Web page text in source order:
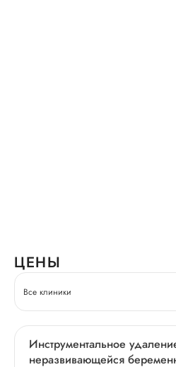
ЦЕНЫ
Все клиники
Инструментальное
неразвивающейся